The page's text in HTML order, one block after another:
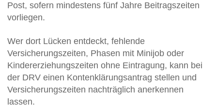
Post, sofern mindestens fünf Jahre Beitragszeiten
vorliegen.
Wer dort Lücken entdeckt, fehlende
Versicherungszeiten, Phasen mit Minijob oder
Kindererziehungszeiten ohne Eintragung, kann bei
der DRV einen Kontenklärungsantrag stellen und
Versicherungszeiten nachträglich anerkennen
lassen.